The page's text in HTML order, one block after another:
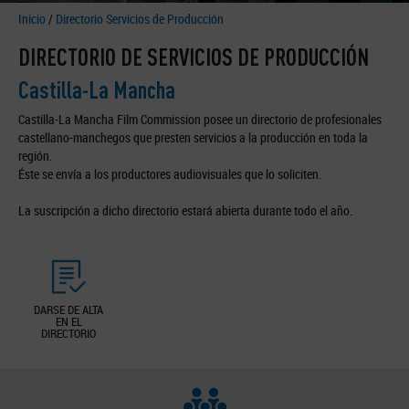
Inicio / Directorio Servicios de Producción
DIRECTORIO DE SERVICIOS DE PRODUCCIÓN
Castilla-La Mancha
Castilla-La Mancha Film Commission posee un directorio de profesionales
castellano-manchegos que presten servicios a la producción en toda la
región.
Éste se envía a los productores audiovisuales que lo soliciten.
La suscripción a dicho directorio estará abierta durante todo el año.
DARSE DE ALTA
EN EL
DIRECTORIO